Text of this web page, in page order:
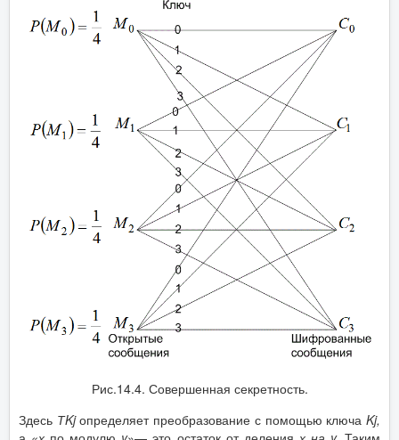
Рис.14.4. Совершенная секретность.
Здесь ТKjопределяет преобразование с помощью ключаKj,